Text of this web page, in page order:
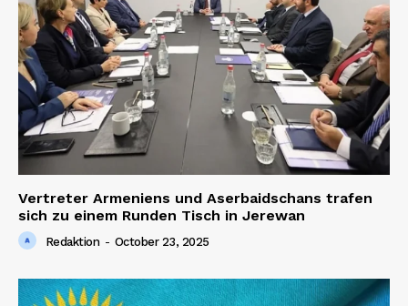
Vertreter Armeniens und Aserbaidschans trafen
sich zu einem Runden Tisch in Jerewan
Redaktion - October 23, 2025